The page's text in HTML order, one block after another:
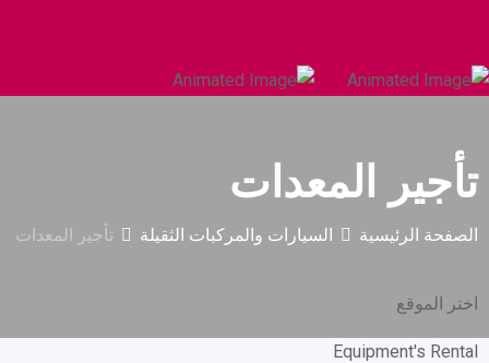
تأجير المعدات
الصفحة الرئيسية السيارات والمركبات الثقيلة تأجير المعدات
اختر الموقع
Equipment's Rental